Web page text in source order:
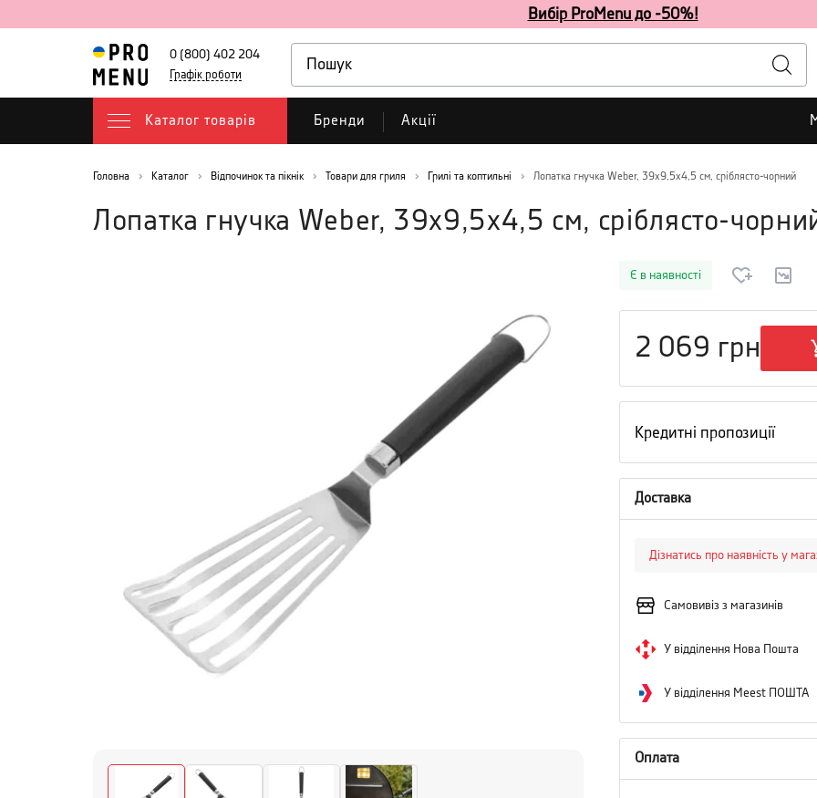
Вибір ProMenu до -50%!
0 (800) 402 204
Графік роботи
Каталог товарів Бренди Акції
Головна Каталог Відпочинок та пікнік Товари для гриля Грилі та коптильні Лопатка гнучка Weber, 39х9,5х4,5 см, сріблясто-чорний
Лопатка гнучка Weber, 39х9,5х4,5 см, сріблясто-
Є в наявності
2 069 грн
Кредитні пропозиції
Доставка
Дізнатись про наявність у
Самовивіз з магазинів
У відділення Нова Пошта
У відділення Meest ПОШТА
Оплата